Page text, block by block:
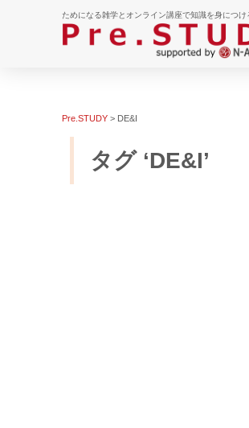
ためになる雑学とオンライン講座で知識を身につけ
Pre.STUDY > DE&I
タグ ‘DE&I’